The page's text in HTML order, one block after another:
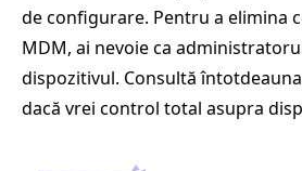
de configurare. Pentru a elimina
MDM, ai nevoie ca
dispozitivul. Consultă
dacă vrei control total asupra